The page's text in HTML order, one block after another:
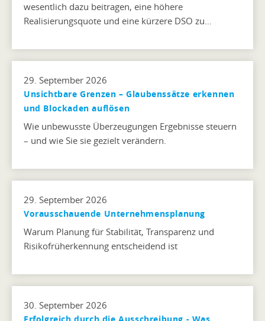
wesentlich dazu beitragen, eine höhere
Realisierungsquote und eine kürzere DSO zu…
29. September 2026
Unsichtbare Grenzen – Glaubenssätze erkennen
und Blockaden auflösen
Wie unbewusste Überzeugungen Ergebnisse steuern
– und wie Sie sie gezielt verändern.
29. September 2026
Vorausschauende Unternehmensplanung
Warum Planung für Stabilität, Transparenz und
Risikofrüherkennung entscheidend ist
30. September 2026